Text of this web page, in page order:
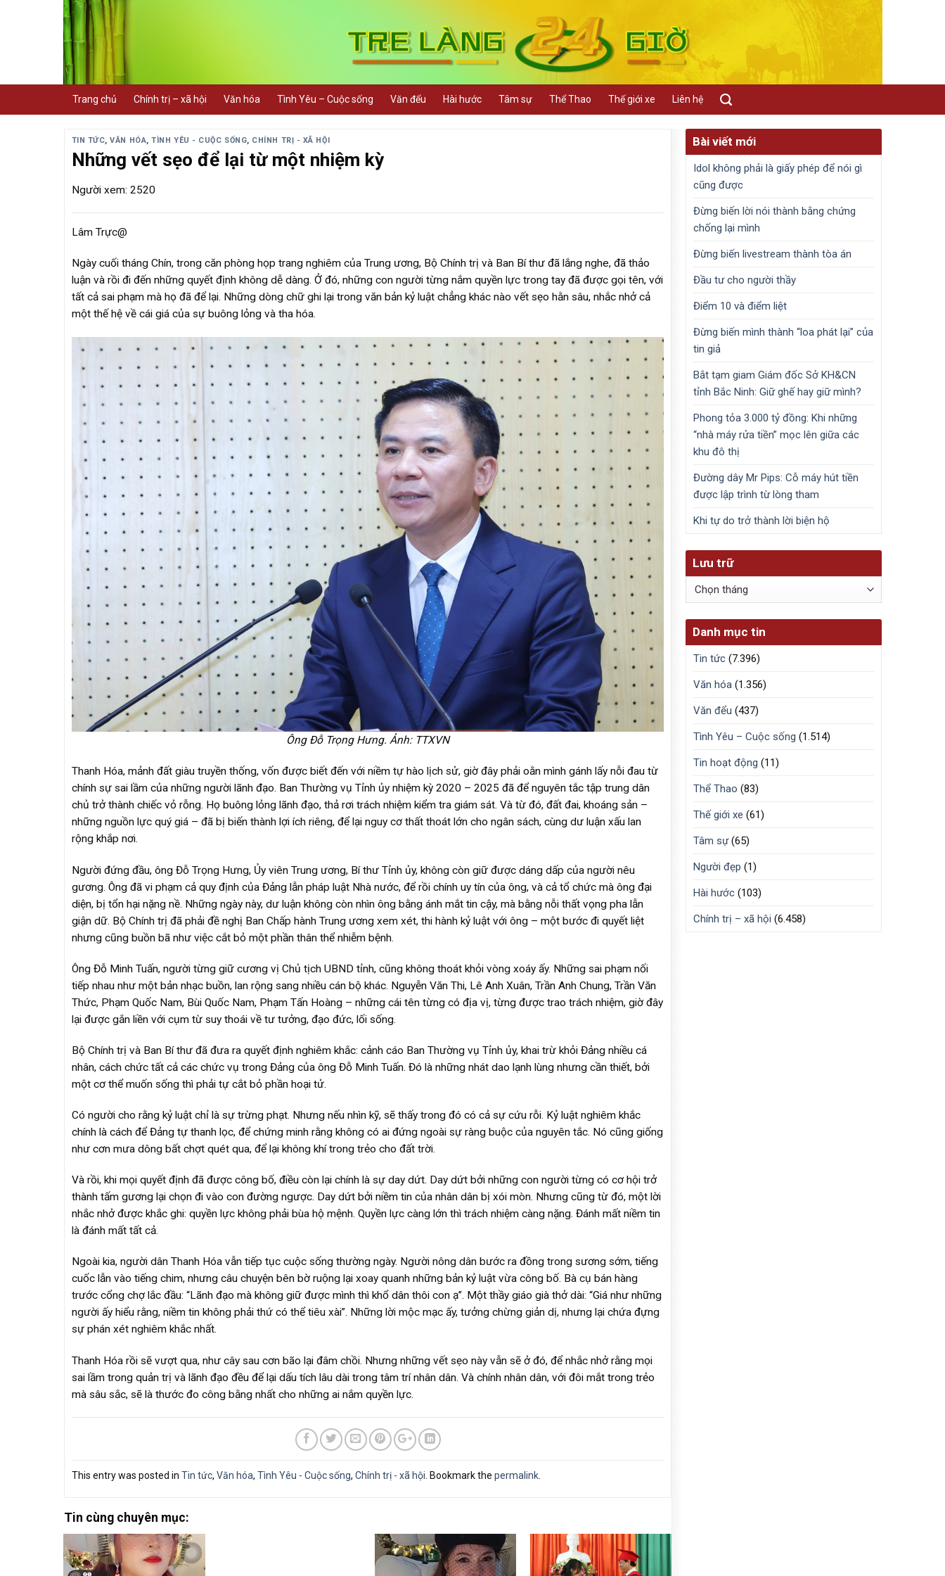
Trang chủ Chính trị – xã hội Văn hóa Tình Yêu – Cuộc sống Văn đểu Hài hước Tâm sự Thể Thao Thế giới xe Liên hệ
TIN TỨC,VĂN HÓA,TÌNH YÊU - CUỘC SỐNG, CHÍNH TRỊ - XÃ HỘI
Những vết sẹo để lại từ một nhiệm kỳ
Người xem: 2520
Lâm Trực@
Ngày cuối tháng Chín, trong căn phòng họp trang nghiêm của Trung ương, Bộ Chính trị và Ban Bí thư đã lắng nghe, đã thảo
luận và rồi đi đến những quyết định không dễ dàng. Ở đó, những con người từng nắm quyền lực trong tay đã được gọi tên, với
tất cả sai phạm mà họ đã để lại. Những dòng chữ ghi lại trong văn bản kỷ luật chẳng khác nào vết sẹo hằn sâu, nhắc nhở cả
một thế hệ về cái giá của sự buông lỏng và tha hóa.
Ông Đỗ Trọng Hưng. Ảnh: TTXVN
Thanh Hóa, mảnh đất giàu truyền thống, vốn được biết đến với niềm tự hào lịch sử, giờ đây phải oằn mình gánh lấy nỗi đau từ
chính sự sai lầm của những người lãnh đạo. Ban Thường vụ Tỉnh ủy nhiệm kỳ 2020 – 2025 đã để nguyên tắc tập trung dân
chủ trở thành chiếc vỏ rỗng. Họ buông lỏng lãnh đạo, thả rơi trách nhiệm kiểm tra giám sát. Và từ đó, đất đai, khoáng sản –
những nguồn lực quý giá – đã bị biến thành lợi ích riêng, để lại nguy cơ thất thoát lớn cho ngân sách, cùng dư luận xấu lan
rộng khắp nơi.
Người đứng đầu, ông Đỗ Trọng Hưng, Ủy viên Trung ương, Bí thư Tỉnh ủy, không còn giữ được dáng dấp của người nêu
gương. Ông đã vi phạm cả quy định của Đảng lẫn pháp luật Nhà nước, để rồi chính uy tín của ông, và cả tổ chức mà ông đại
diện, bị tổn hại nặng nề. Những ngày này, dư luận không còn nhìn ông bằng ánh mắt tin cậy, mà bằng nỗi thất vọng pha lẫn
giận dữ. Bộ Chính trị đã phải đề nghị Ban Chấp hành Trung ương xem xét, thi hành kỷ luật với ông – một bước đi quyết liệt
nhưng cũng buồn bã như việc cắt bỏ một phần thân thể nhiễm bệnh.
Ông Đỗ Minh Tuấn, người từng giữ cương vị Chủ tịch UBND tỉnh, cũng không thoát khỏi vòng xoáy ấy. Những sai phạm nối
tiếp nhau như một bản nhạc buồn, lan rộng sang nhiều cán bộ khác. Nguyễn Văn Thi, Lê Anh Xuân, Trần Anh Chung, Trần Văn
Thức, Phạm Quốc Nam, Bùi Quốc Nam, Phạm Tấn Hoàng – những cái tên từng có địa vị, từng được trao trách nhiệm, giờ đây
lại được gắn liền với cụm từ suy thoái về tư tưởng, đạo đức, lối sống.
Bộ Chính trị và Ban Bí thư đã đưa ra quyết định nghiêm khắc: cảnh cáo Ban Thường vụ Tỉnh ủy, khai trừ khỏi Đảng nhiều cá
nhân, cách chức tất cả các chức vụ trong Đảng của ông Đỗ Minh Tuấn. Đó là những nhát dao lạnh lùng nhưng cần thiết, bởi
một cơ thể muốn sống thì phải tự cắt bỏ phần hoại tử.
Có người cho rằng kỷ luật chỉ là sự trừng phạt. Nhưng nếu nhìn kỹ, sẽ thấy trong đó có cả sự cứu rỗi. Kỷ luật nghiêm khắc
chính là cách để Đảng tự thanh lọc, để chứng minh rằng không có ai đứng ngoài sự ràng buộc của nguyên tắc. Nó cũng giống
như cơn mưa dông bất chợt quét qua, để lại không khí trong trẻo cho đất trời.
Và rồi, khi mọi quyết định đã được công bố, điều còn lại chính là sự day dứt. Day dứt bởi những con người từng có cơ hội trở
thành tấm gương lại chọn đi vào con đường ngược. Day dứt bởi niềm tin của nhân dân bị xói mòn. Nhưng cũng từ đó, một lời
nhắc nhở được khắc ghi: quyền lực không phải bùa hộ mệnh. Quyền lực càng lớn thì trách nhiệm càng nặng. Đánh mất niềm tin
là đánh mất tất cả.
Ngoài kia, người dân Thanh Hóa vẫn tiếp tục cuộc sống thường ngày. Người nông dân bước ra đồng trong sương sớm, tiếng
cuốc lẫn vào tiếng chim, nhưng câu chuyện bên bờ ruộng lại xoay quanh những bản kỷ luật vừa công bố. Bà cụ bán hàng
trước cổng chợ lắc đầu: “Lãnh đạo mà không giữ được mình thì khổ dân thôi con ạ”. Một thầy giáo già thở dài: “Giá như những
người ấy hiểu rằng, niềm tin không phải thứ có thể tiêu xài”. Những lời mộc mạc ấy, tưởng chừng giản dị, nhưng lại chứa đựng
sự phán xét nghiêm khắc nhất.
Thanh Hóa rồi sẽ vượt qua, như cây sau cơn bão lại đâm chồi. Nhưng những vết sẹo này vẫn sẽ ở đó, để nhắc nhở rằng mọi
sai lầm trong quản trị và lãnh đạo đều để lại dấu tích lâu dài trong tâm trí nhân dân. Và chính nhân dân, với đôi mắt trong trẻo
mà sâu sắc, sẽ là thước đo công bằng nhất cho những ai nắm quyền lực.
This entry was posted in Tin tức, Văn hóa, Tình Yêu - Cuộc sống, Chính trị - xã hội . Bookmark the permalink.
Tin cùng chuyên mục:
Bài viết mới
Idol không phải là giấy phép để nói gì
cũng được
Đừng biến lời nói thành bằng chứng
chống lại mình
Đừng biến livestream thành tòa án
Đầu tư cho người thầy
Điểm 10 và điểm liệt
Đừng biến mình thành “loa phát lại” của
tin giả
Bắt tạm giam Giám đốc Sở KH&CN
tỉnh Bắc Ninh: Giữ ghế hay giữ mình?
Phong tỏa 3.000 tỷ đồng: Khi những
“nhà máy rửa tiền” mọc lên giữa các
khu đô thị
Đường dây Mr Pips: Cỗ máy hút tiền
được lập trình từ lòng tham
Khi tự do trở thành lời biện hộ
Lưu trữ
Lưu
Danh mục tin
Tin tức (7.396)
Văn hóa (1.356)
Văn đểu (437)
Tình Yêu – Cuộc sống (1.514)
Tin hoạt động (11)
Thể Thao (83)
Thế giới xe (61)
Tâm sự(65)
Người đẹp (1)
Hài hước (103)
Chính trị – xã hội (6.458)